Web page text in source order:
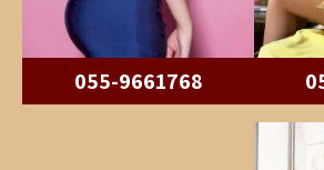
055-9661768